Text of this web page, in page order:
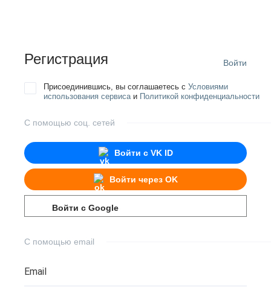
Регистрация Войти
Присоединившись, вы соглашаетесь с Условиями
использования сервисаи Политикой конфиденциальности
С помощью соц. сетей
Войти с VK ID
Войти через OK
Войти с Google
С помощью email
Email